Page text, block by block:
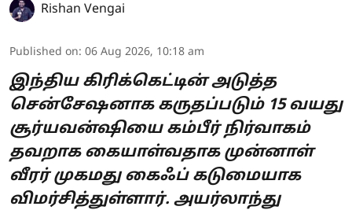
Rishan Vengai
Published on: 06 Aug 2026, 10:18 am
இந்திய கிரிக்கெட்டின் அடுத்த
சென்சேஷனாக கருதப்படும் 15 வயது
சூர்யவன்ஷியை கம்பீர் நிர்வாகம்
தவறாக கையாள்வதாக முன்னாள்
வீரர் முகமது கைஃப் கடுமையாக
விமர்சித்துள்ளார். அயர்லாந்து